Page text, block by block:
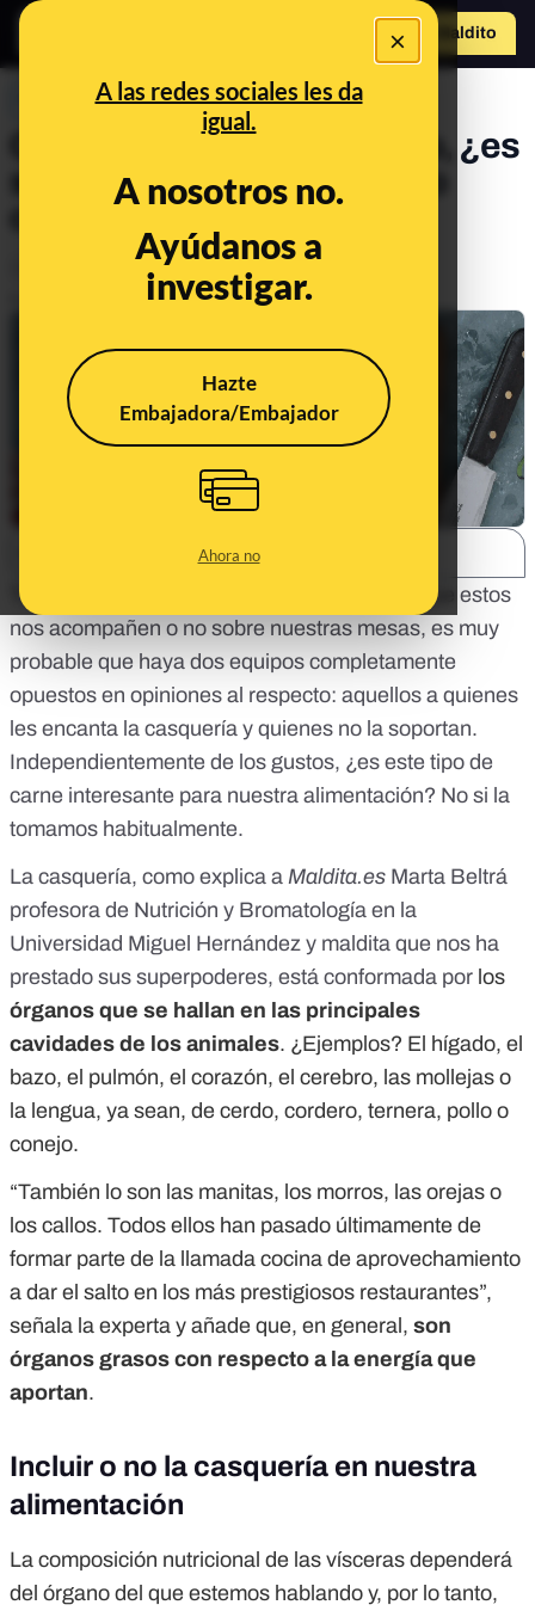
×
A las redes sociales les da
igual.
A nosotros no.
Ayúdanos a
investigar.
Hazte
Embajadora/Embajador
Ahora no
Hazte Maldito
PREBUNKING
O las amas o las odias pero, ¿es
saludable comer vísceras o
casquería?
Aug 18, 2022, 3:47:35 PM
Tripas, riñones, higaditos… Si hablamos de que estos
nos acompañen o no sobre nuestras mesas, es muy
probable que haya dos equipos completamente
opuestos en opiniones al respecto: aquellos a quienes
les encanta la casquería y quienes no la soportan.
Independientemente de los gustos, ¿es este tipo de
carne interesante para nuestra alimentación? No si la
tomamos habitualmente.
La casquería, como explica a Maldita.es Marta Beltrá
profesora de Nutrición y Bromatología en la
Universidad Miguel Hernández y maldita que nos ha
prestado sus superpoderes, está conformada por los
órganos que se hallan en las principales
cavidades de los animales. ¿Ejemplos? El hígado, el
bazo, el pulmón, el corazón, el cerebro, las mollejas o
la lengua, ya sean, de cerdo, cordero, ternera, pollo o
conejo.
“También lo son las manitas, los morros, las orejas o
los callos. Todos ellos han pasado últimamente de
formar parte de la llamada cocina de aprovechamiento
a dar el salto en los más prestigiosos restaurantes”,
señala la experta y añade que, en general, son
órganos grasos con respecto a la energía que
aportan.
Incluir o no la casquería en nuestra
alimentación
La composición nutricional de las vísceras dependerá
del órgano del que estemos hablando y, por lo tanto,